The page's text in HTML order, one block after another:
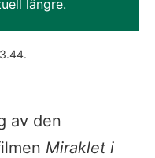
längre.
.
av den
Miraklet i